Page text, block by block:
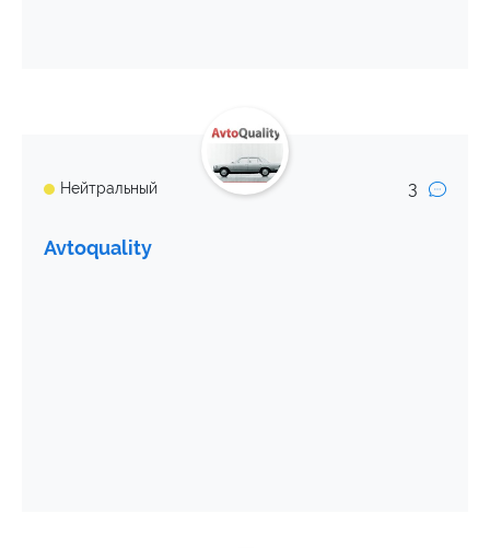
Нейтральный 3
Avtoquality